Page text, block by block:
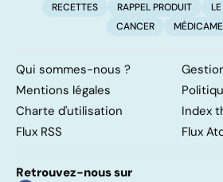
RECETTES RAPPEL PRODUIT
CANCER
Qui sommes-nous ?
Mentions légales
Charte d'utilisation
Index
Flux RSS
Flux
Retrouvez-nous sur